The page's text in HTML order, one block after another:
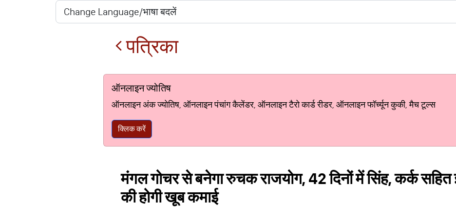
पत्रिका
ऑनलाइन ज्योतिष
ऑनलाइन अंक ज्योतिष, ऑनलाइन पंचांग कैलेंडर, ऑनलाइन टैरो कार्ड रीडर, ऑनलाइन फॉर्च्यून कुकी, मैच टूल्स
क्लिक करें
मंगल गोचर से बनेगा रुचक राजयोग, 42 दिनों में सिंह, कर्क सहित
की होगी खूब कमाई